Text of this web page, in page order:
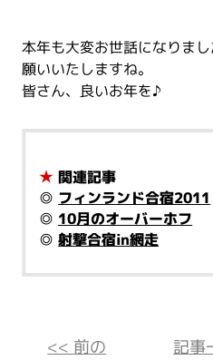
本年も大変お世話になりま
願いいたしますね。
皆さん、良いお年を♪
★ 関連記事
◎ フィンランド合宿2011
◎ 10月のオーバーホフ
◎射撃合宿in網走
<< 前の 記事